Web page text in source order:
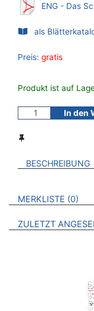
ENG - Das
als
Preis: gratis
Produkt ist auf
In den
BESCHREIBUNG
VERWEISE AUF
MERKLISTE 0
ZULETZT